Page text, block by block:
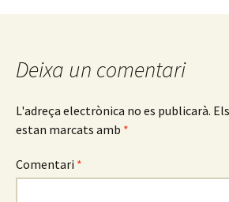
les
entrades
Deixa un comentari
L'adreça electrònica no es publicarà.
estan marcats amb *
Comentari *